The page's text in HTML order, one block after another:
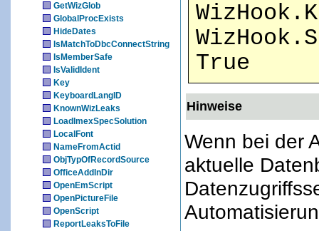
GetWizGlob
GlobalProcExists
HideDates
IsMatchToDbcConnectString
IsMemberSafe
IsValidIdent
Key
KeyboardLangID
KnownWizLeaks
LoadImexSpecSolution
LocalFont
NameFromActid
ObjTypOfRecordSource
OfficeAddInDir
OpenEmScript
OpenPictureFile
OpenScript
ReportLeaksToFile
True
Hinweise
Wenn bei der
aktuelle